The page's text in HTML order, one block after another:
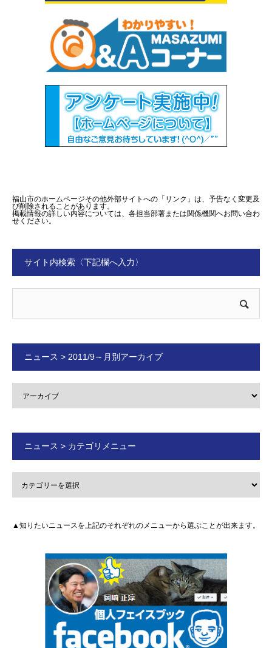
福山市のホームページその他外部サイトへの「リンク」は、予告なく変更及
び削除されることがあります。
掲載情報の詳しい内容については、各担当部署または関係機関へお問い合わ
せください。
サイト内検索〈下記欄へ入力〉
ニュース > 2011/9～月別アーカイブ
ニュース > カテゴリメニュー
▲知りたいニュースを上記のそれぞれのメニューから選ぶことが出来ます。